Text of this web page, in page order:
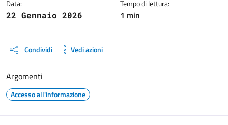
Data:
22 Gennaio 2026
Tempo di lettura:
1 min
Condividi Vedi azioni
Argomenti
Accesso all'informazione